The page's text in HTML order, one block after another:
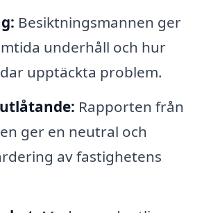
Besiktningsmannen ger
underhåll och hur
upptäckta problem.
Rapporten från
ger en neutral och
av fastighetens